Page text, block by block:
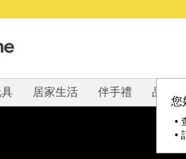
您
•
•
居家生活 伴手禮 品牌